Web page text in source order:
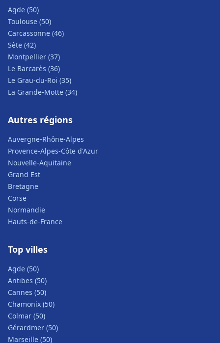
Agde (50)
Toulouse (50)
Carcassonne (46)
Sète (42)
Montpellier (37)
Le Barcarès (36)
Le Grau-du-Roi (35)
La Grande-Motte (34)
Autres régions
Auvergne-Rhône-Alpes
Provence-Alpes-Côte d'Azur
Nouvelle-Aquitaine
Grand Est
Bretagne
Corse
Normandie
Hauts-de-France
Top villes
Agde (50)
Antibes (50)
Cannes (50)
Chamonix (50)
Colmar (50)
Gérardmer (50)
Marseille (50)